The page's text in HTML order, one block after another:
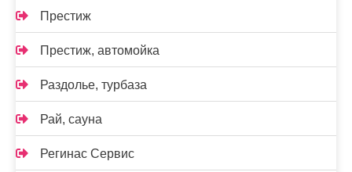
Престиж
Престиж, автомойка
Раздолье, турбаза
Рай, сауна
Регинас Сервис